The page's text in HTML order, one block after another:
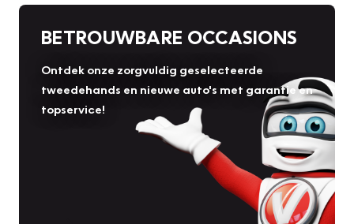
BETROUWBARE OCCASIONS
Ontdek onze zorgvuldig geselecteerde
tweedehands en nieuwe auto's met garantie en
topservice!